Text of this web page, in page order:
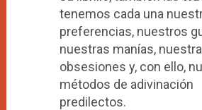
tenemos cada una
preferencias, nuestros
nuestras manías,
obsesiones y, con ello,
métodos de adivinación
predilectos.